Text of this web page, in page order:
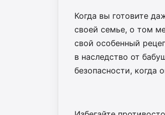
Когда вы готовите
своей семье, о том
свой особенный
в наследство от
безопасности,